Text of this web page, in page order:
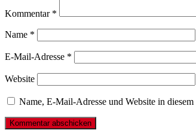
Kommentar *
Name *
E-Mail-Adresse *
Website
Name, E-Mail-Adresse und Website in